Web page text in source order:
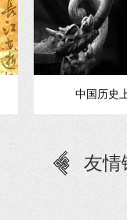
中国历史
友情